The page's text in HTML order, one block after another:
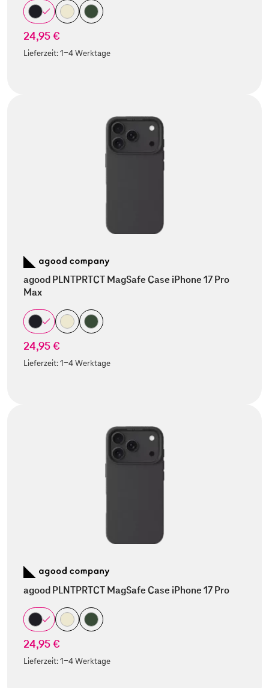
24,95 €
Lieferzeit:1-4 Werktage
agood PLNTPRTCT MagSafe Case iPhone 17 Pro
Max
24,95 €
Lieferzeit:1-4 Werktage
agood PLNTPRTCT MagSafe Case iPhone 17 Pro
24,95 €
Lieferzeit:1-4 Werktage